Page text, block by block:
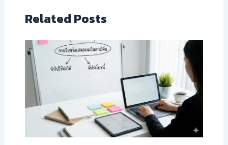
Related Posts